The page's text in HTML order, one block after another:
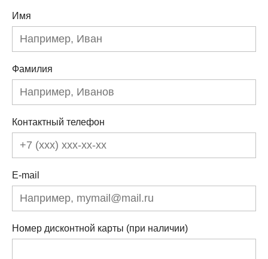
Имя
Фамилия
Контактный телефон
E-mail
Номер дисконтной карты (при наличии)